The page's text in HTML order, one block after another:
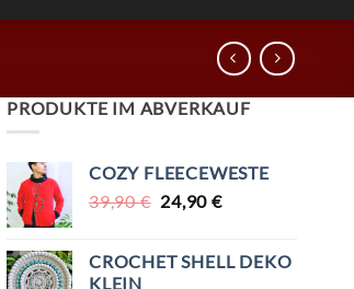
PRODUKTE IM ABVERKAUF
COZY FLEECEWESTE
39,90€ URSPRÜNGLICHER
39,90 €
24,90€AKTUELLER
24,90 €.
CROCHET SHELL DEKO
KLEIN